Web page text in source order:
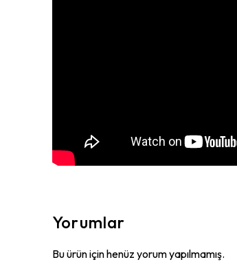
Yorumlar
Bu ürün için henüz yorum yapılmamış.